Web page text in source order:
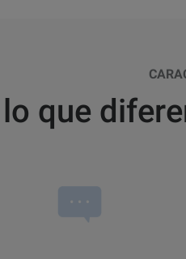
que